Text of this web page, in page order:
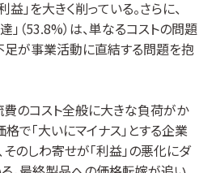
」を大きく削っている。さらに、
」（53.8%）は、単なるコストの問題
足が事業活動に直結する問題を抱
費のコスト全般に大きな負荷がか
格で「大いにマイナス」とする企業
そのしわ寄せが「利益」の悪化にダ